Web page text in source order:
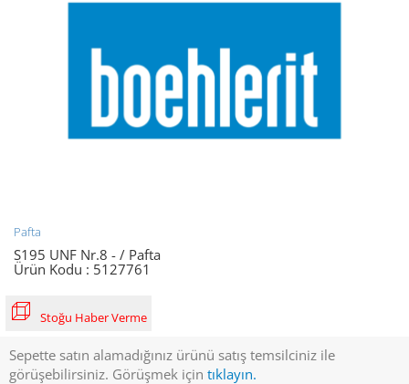
Pafta
S195 UNF Nr.8 - / Pafta
Ürün Kodu : 5127761
Stoğu Haber Verme
Sepette satın alamadığınız ürünü satış temsilciniz ile
görüşebilirsiniz. Görüşmek için tıklayın.